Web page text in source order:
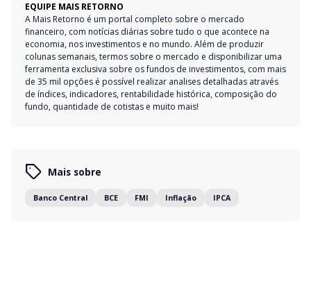
EQUIPE MAIS RETORNO
A Mais Retorno é um portal completo sobre o mercado
financeiro, com notícias diárias sobre tudo o que acontece na
economia, nos investimentos e no mundo. Além de produzir
colunas semanais, termos sobre o mercado e disponibilizar uma
ferramenta exclusiva sobre os fundos de investimentos, com mais
de 35 mil opções é possível realizar analises detalhadas através
de índices, indicadores, rentabilidade histórica, composição do
fundo, quantidade de cotistas e muito mais!
Mais sobre
Banco Central BCE FMI Inflação IPCA